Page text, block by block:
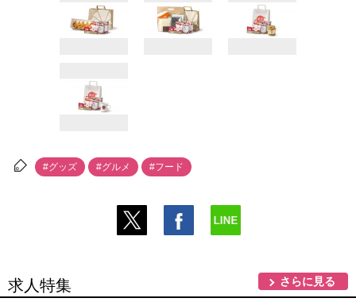
#グッズ #グルメ #フード
求人特集 さらに見る